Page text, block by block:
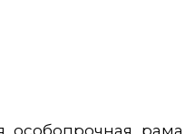
особопрочная